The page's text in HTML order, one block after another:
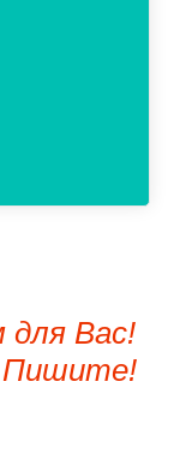
Вас!
Пишите!